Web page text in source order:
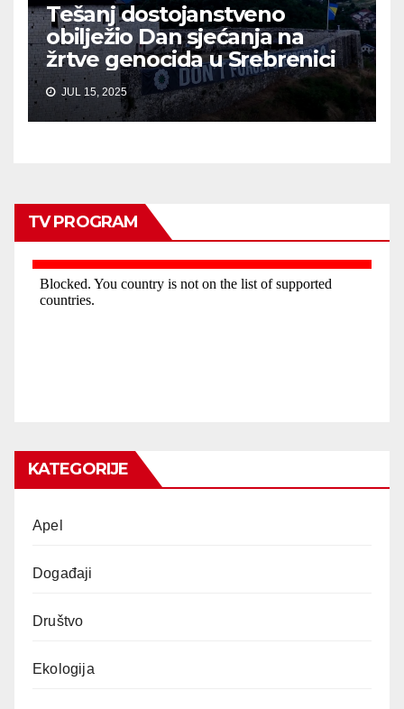
Tešanj dostojanstveno
obilježio Dan sjećanja na
žrtve genocida u Srebrenici
JUL 15, 2025
TV PROGRAM
KATEGORIJE
Apel
Događaji
Društvo
Ekologija